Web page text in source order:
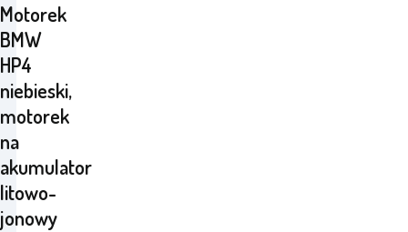
Motorek
BMW
HP4
niebieski,
motorek
na
akumulator
litowo-
jonowy